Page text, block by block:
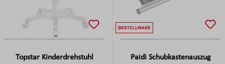
Topstar Kinderdrehstuhl
Paidi Schubkastenauszug